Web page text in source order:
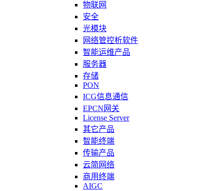
物联网
安全
光模块
网络管控析软件
智能运维产品
服务器
存储
PON
ICG信息通信
EPCN网关
License Server
其它产品
智能终端
传输产品
云简网络
商用终端
AIGC